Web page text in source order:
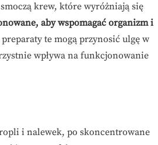
krew, które wyróżniają się
aby wspomagać organizm i
te mogą przynosić ulgę w
wpływa na funkcjonowanie
i nalewek, po skoncentrowane